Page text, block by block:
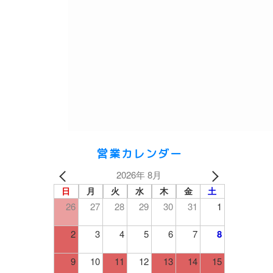
営業カレンダー
2026年 8月
日 月 火 水 木 金 土
26 27 28 29 30 31 1
2 3 4 5 6 7 8
9 10 11 12 13 14 15